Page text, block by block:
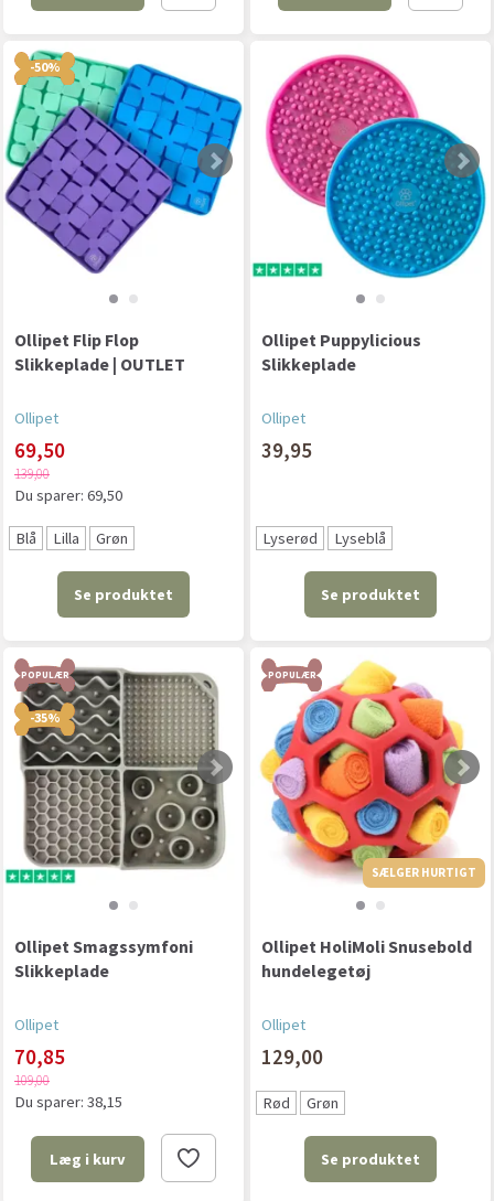
-50%
Ollipet Flip Flop
Slikkeplade | OUTLET
Ollipet
69,50
139,00
Du sparer: 69,50
Blå Lilla Grøn
Se produktet
Ollipet Puppylicious
Slikkeplade
Ollipet
39,95
Lyserød Lyseblå
Se produktet
POPULÆR
-35%
Ollipet Smagssymfoni
Slikkeplade
Ollipet
70,85
109,00
Du sparer: 38,15
Læg i kurv
POPULÆR
SÆLGER HURTIGT
Ollipet HoliMoli Snusebold
hundelegetøj
Ollipet
129,00
Rød Grøn
Se produktet